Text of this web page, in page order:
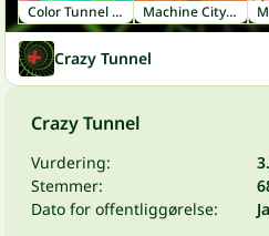
Color Tunnel FM Machine City Balls
Crazy Tunnel
Crazy Tunnel
Vurdering:
Stemmer:
Dato for offentliggørelse: